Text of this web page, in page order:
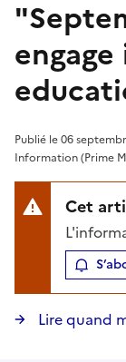
Publié le 06
Information (Prime
Cet
Lire quand